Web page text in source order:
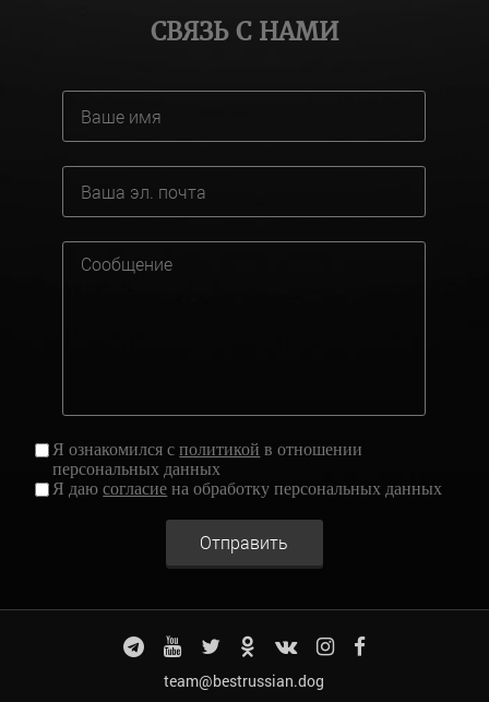
СВЯЗЬ С НАМИ
Я ознакомился сполитикой в отношении
персональных данных
Я даюсогласие на обработку персональных данных
Отправить
team@bestrussian.dog